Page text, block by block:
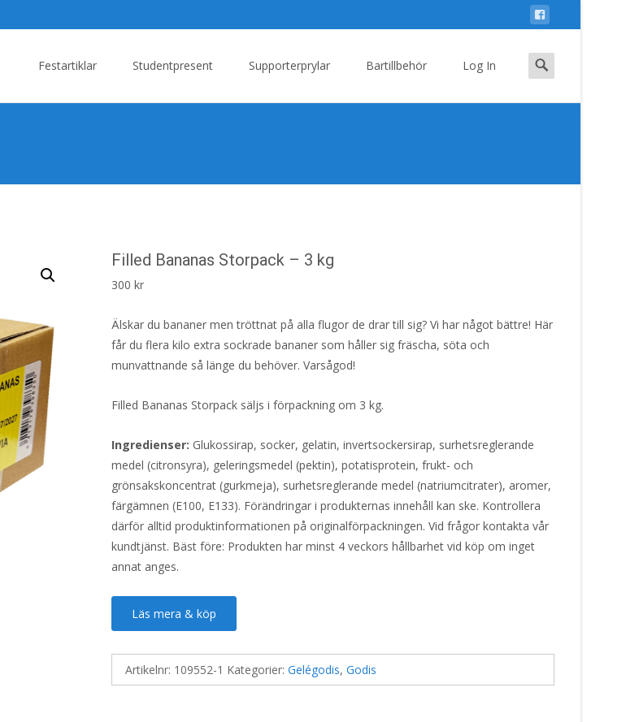
Festartiklar Studentpresent Supporterprylar Bartillbehör Log In
Search
for:
Filled Bananas Storpack – 3 kg
300 kr
Älskar du bananer men tröttnat på alla flugor de drar till sig? Vi har något bättre! Här
får du flera kilo extra sockrade bananer som håller sig fräscha, söta och
munvattnande så länge du behöver. Varsågod!
Filled Bananas Storpack säljs i förpackning om 3 kg.
Ingredienser: Glukossirap, socker, gelatin, invertsockersirap, surhetsreglerande
medel (citronsyra), geleringsmedel (pektin), potatisprotein, frukt- och
grönsakskoncentrat (gurkmeja), surhetsreglerande medel (natriumcitrater), aromer,
färgämnen (E100, E133). Förändringar i produkternas innehåll kan ske. Kontrollera
därför alltid produktinformationen på originalförpackningen. Vid frågor kontakta vår
kundtjänst. Bäst före: Produkten har minst 4 veckors hållbarhet vid köp om inget
annat anges.
Läs mera & köp
Artikelnr: 109552-1 Kategorier: Gelégodis, Godis